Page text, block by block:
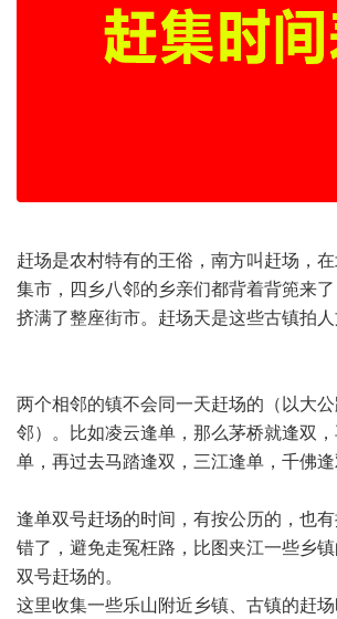
赶场是农村特有的王俗，南方叫赶场，
集市，四乡八邻的乡亲们都背着背篼来了
挤满了整座街市。赶场天是这些古镇拍人
两个相邻的镇不会同一天赶场的（以大
邻）。比如凌云逢单，那么茅桥就逢双
单，再过去马踏逢双，三江逢单，千佛逢
逢单双号赶场的时间，有按公历的，也
错了，避免走冤枉路，比图夹江一些乡
双号赶场的。
这里收集一些乐山附近乡镇、古镇的赶场